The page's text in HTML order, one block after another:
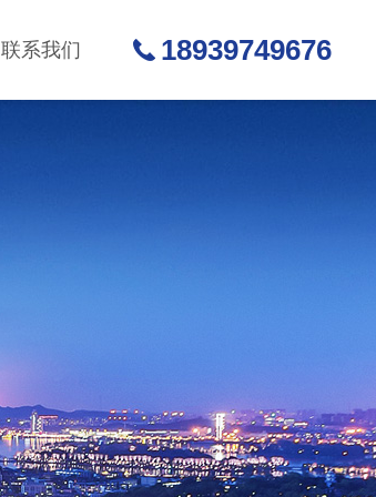
联系我们 18939749676